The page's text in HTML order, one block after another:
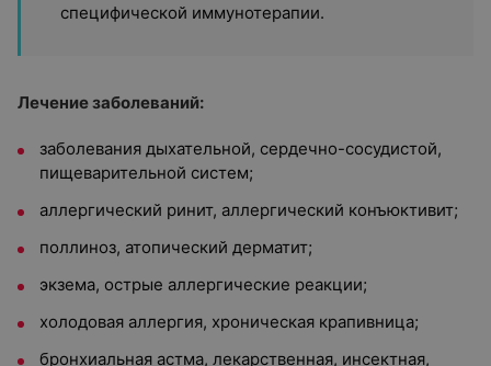
специфической иммунотерапии.
Лечение заболеваний:
заболевания дыхательной, сердечно-сосудистой,
пищеварительной систем;
аллергический ринит, аллергический конъюктивит;
поллиноз, атопический дерматит;
экзема, острые аллергические реакции;
холодовая аллергия, хроническая крапивница;
бронхиальная астма, лекарственная, инсектная,